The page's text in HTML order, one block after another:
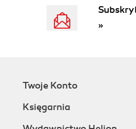
SuperMemo (147)
Skorowidz (171)
»
Twoje Konto
Księgarnia